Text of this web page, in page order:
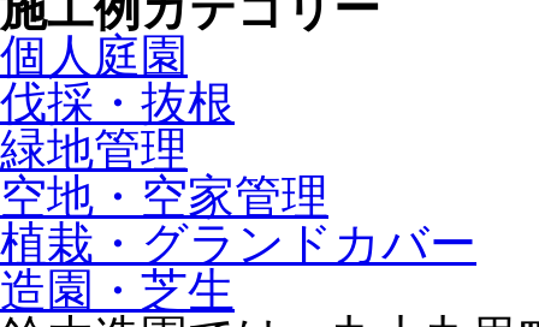
個人庭園
伐採・抜根
緑地管理
空地・空家管理
植栽・グランドカバー
造園・芝生